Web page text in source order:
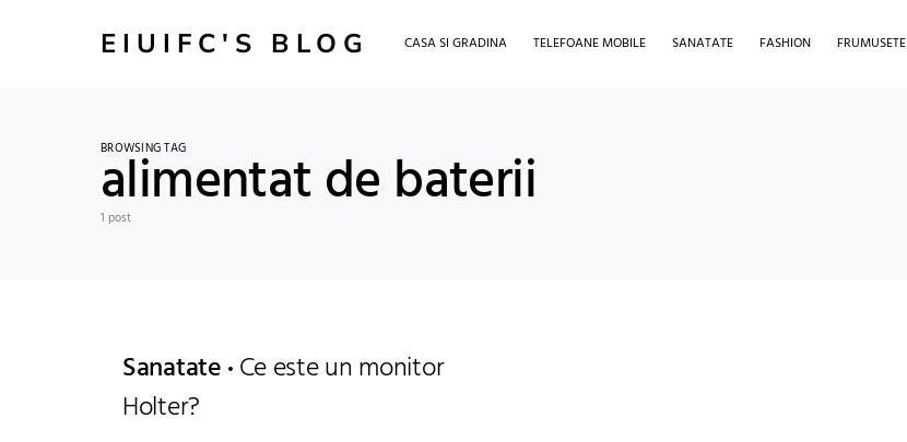
EIUIFC'S BLOG CASA SI GRADINA TELEFOANE MOBILE SANATATE FASHION FRUMUSETE
BROWSING TAG
alimentat de baterii
1 post
Sanatate Ce este un monitor
Holter?